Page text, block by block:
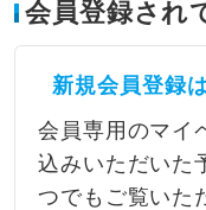
会員登録され
新規会員登録
会員専用のマイ
込みいただいた
つでもご覧いた